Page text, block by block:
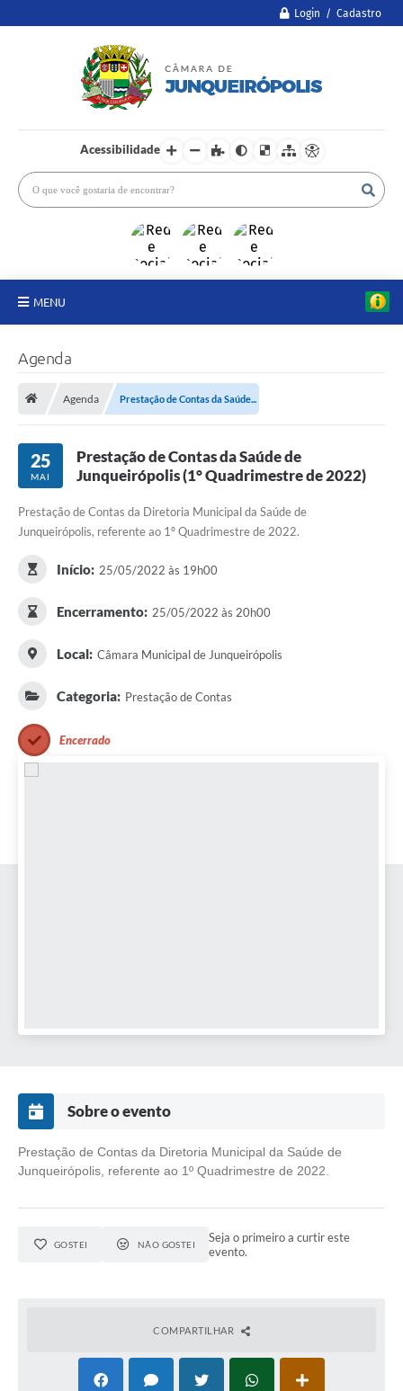
Login / Cadastro
Acessibilidade
MENU
Legislação
Atos Oficiais
Arquivos
Prestação de Contas
Diário Oficial
Transparência
Notas Explicativas de itens do site
Emendas Impositivas
Carta de Serviços
Galeria de Prefeitos
Agenda
Agenda Prestação de Contas da Saúde...
25
MAI
Prestação de Contas da Saúde de
Junqueirópolis (1° Quadrimestre de 2022)
Prestação de Contas da Diretoria Municipal da Saúde de
Junqueirópolis, referente ao 1º Quadrimestre de 2022.
Início: 25/05/2022 às 19h00
Encerramento: 25/05/2022 às 20h00
Local: Câmara Municipal de Junqueirópolis
Categoria: Prestação de Contas
Encerrado
Sobre o evento
Prestação de Contas da Diretoria Municipal da Saúde de
Junqueirópolis, referente ao 1º Quadrimestre de 2022.
GOSTEI NÃO GOSTEI
Seja o primeiro a curtir este
evento.
COMPARTILHAR